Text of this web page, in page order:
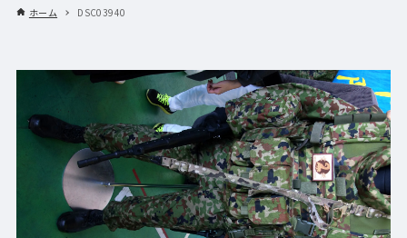
ホーム DSC03940